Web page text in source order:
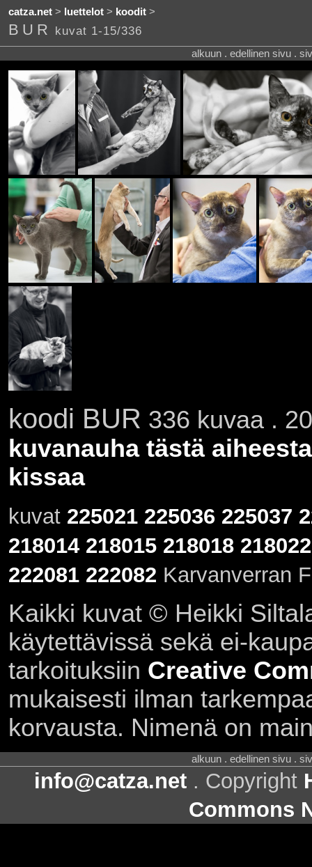
catza.net> luettelot> koodit>
BUR kuvat 1-15/336
alkuun . edellinen sivu .
koodi BUR 336 kuvaa .
kuvanauha tästä aiheesta
kissaa
kuvat 225021 225036 225037
218014 218015 218018 218022
222081 222082 Karvanverran
Kaikki kuvat © Heikki
käytettävissä sekä ei-
tarkoituksiin Creative
mukaisesti ilman
korvausta. Nimenä on
alkuun . edellinen sivu .
info@catza.net . Copyright
Commons